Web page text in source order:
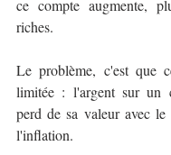
ce compte augmente,
riches.
Le problème, c'est que
limitée : l'argent sur un
perd de sa valeur avec le
l'inflation.